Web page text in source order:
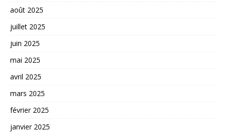
août 2025
juillet 2025
juin 2025
mai 2025
avril 2025
mars 2025
février 2025
janvier 2025